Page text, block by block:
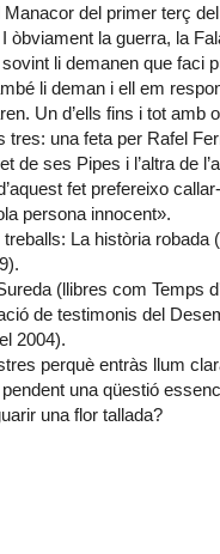
del primer terç
òbviament la guerra, la
li demanen que faci
li deman i ell em
Un d’ells fins i tot amb
tres: una feta per Rafel
de ses Pipes i l’altra de
fet prefereixo
persona innocent».
La història
(llibres com Temps
de testimonis del
2004).
perquè entràs llum
una qüestió
una flor tallada?